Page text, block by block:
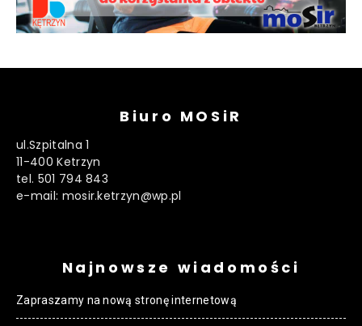
Biuro MOSiR
ul.Szpitalna 1
11-400 Ketrzyn
tel. 501 794 843
e-mail: mosir.ketrzyn@wp.pl
Najnowsze wiadomości
Zapraszamy na nową stronę internetową